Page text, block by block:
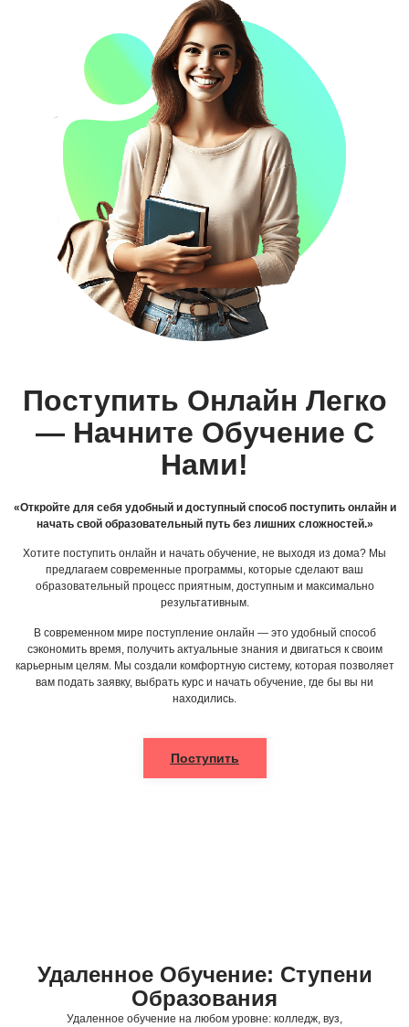
Поступить Онлайн Легко
— Начните Обучение С
Нами!
«Откройте для себя удобный и доступный способ поступить онлайн и
начать свой образовательный путь без лишних сложностей.»
Хотите поступить онлайн и начать обучение, не выходя из дома? Мы
предлагаем современные программы, которые сделают ваш
образовательный процесс приятным, доступным и максимально
результативным.
В современном мире поступление онлайн — это удобный способ
сэкономить время, получить актуальные знания и двигаться к своим
карьерным целям. Мы создали комфортную систему, которая позволяет
вам подать заявку, выбрать курс и начать обучение, где бы вы ни
находились.
Поступить
Удаленное Обучение: Ступени
Образования
Удаленное обучение на любом уровне: колледж, вуз,